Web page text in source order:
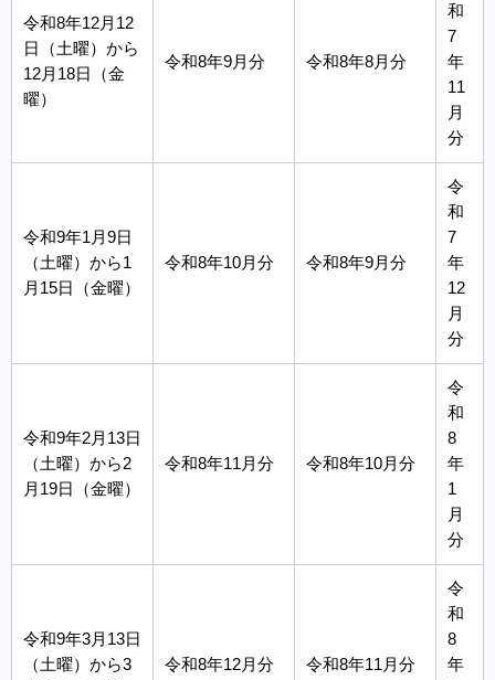
令和8年12月12
日（土曜）から
12月18日（金
曜）
令和8年9月分 令和8年8月分
和
7
年
11
月
分
令和9年1月9日
（土曜）から1
月15日（金曜）
令和8年10月分 令和8年9月分
令
和
7
年
12
月
分
令和9年2月13日
（土曜）から2
月19日（金曜）
令和8年11月分 令和8年10月分
令
和
8
年
1
月
分
令和9年3月13日
（土曜）から3
令和8年12月分 令和8年11月分
令
和
8
年